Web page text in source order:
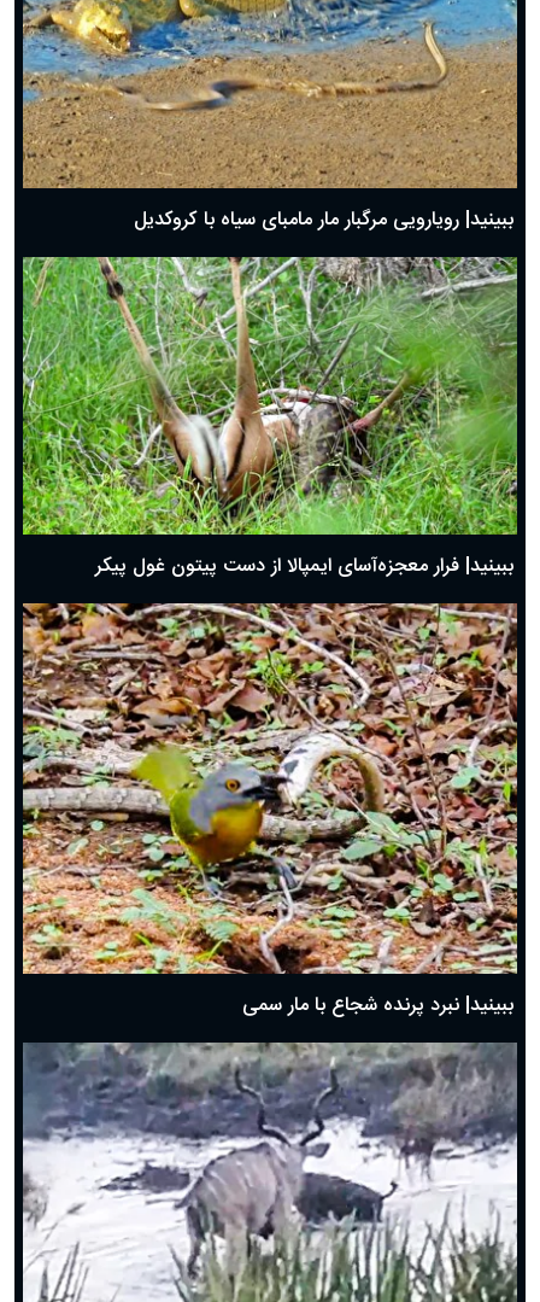
ببینید| رویارویی مرگبار مار مامبای سیاه با کروکدیل
ببینید| فرار معجزه‌آسای ایمپالا از دست پیتون غول پیکر
ببینید| نبرد پرنده شجاع با مار سمی